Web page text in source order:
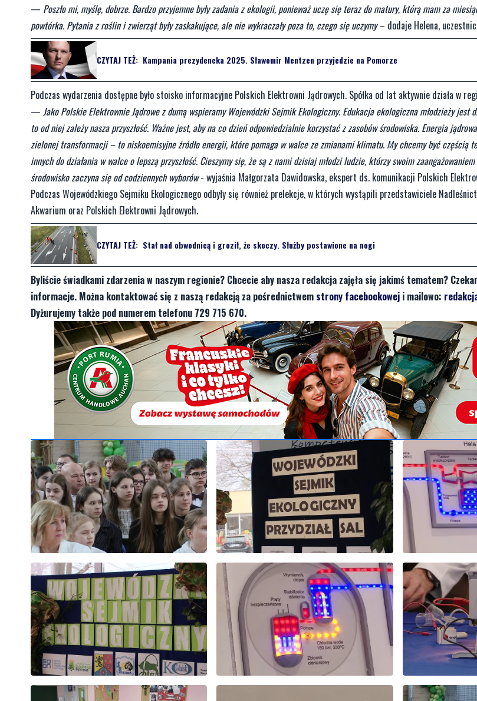
— Poszło mi, myślę, dobrze. Bardzo przyjemne były zadania z ekologii, ponieważ uczę się teraz do matury, którą mam za
powtórka. Pytania z roślin i zwierząt były zaskakujące, ale nie wykraczały poza to, czego się uczymy– dodaje Helena,
CZYTAJ TEŻ: Kampania prezydencka 2025. Sławomir Mentzen przyjedzie na Pomorze
Podczas wydarzenia dostępne było stoisko informacyjne Polskich Elektrowni Jądrowych. Spółka od lat aktywnie działa w
— Jako Polskie Elektrownie Jądrowe z dumą wspieramy Wojewódzki Sejmik Ekologiczny. Edukacja ekologiczna młodzieży jest
to od niej zależy nasza przyszłość. Ważne jest, aby na co dzień odpowiedzialnie korzystać z zasobów środowiska. Energia
zielonej transformacji – to niskoemisyjne źródło energii, które pomaga w walce ze zmianami klimatu. My chcemy być częścią
innych do działania w walce o lepszą przyszłość. Cieszymy się, że są z nami dzisiaj młodzi ludzie, którzy swoim
środowisko zaczyna się od codziennych wyborów- wyjaśnia Małgorzata Dawidowska, ekspert ds. komunikacji Polskich
Podczas Wojewódzkiego Sejmiku Ekologicznego odbyły się również prelekcje, w których wystąpili przedstawiciele
Akwarium oraz Polskich Elektrowni Jądrowych.
CZYTAJ TEŻ: Stał nad obwodnicą i groził, że skoczy. Służby postawione na nogi
Byliście świadkami zdarzenia w naszym regionie? Chcecie aby nasza redakcja zajęła się jakimś tematem?
informacje. Można kontaktować się z naszą redakcją za pośrednictwem strony facebookowej i mailowo:
Dyżurujemy także pod numerem telefonu 729 715 670.